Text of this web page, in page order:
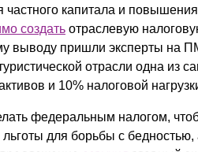
капитала и
создать отраслевую
выводу пришли эксперты
отрасли одна из
и 10% налоговой
федеральным налогом,
для борьбы с